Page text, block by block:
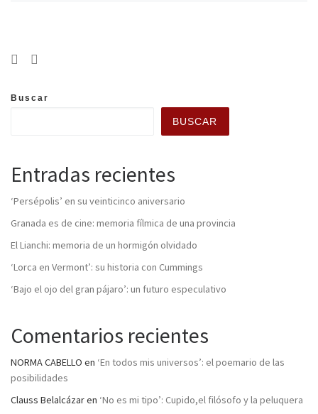
Buscar
BUSCAR
Entradas recientes
‘Persépolis’ en su veinticinco aniversario
Granada es de cine: memoria fílmica de una provincia
El Lianchi: memoria de un hormigón olvidado
‘Lorca en Vermont’: su historia con Cummings
‘Bajo el ojo del gran pájaro’: un futuro especulativo
Comentarios recientes
NORMA CABELLO en ‘En todos mis universos’: el poemario de las
posibilidades
Clauss Belalcázaren ‘No es mi tipo’: Cupido,el filósofo y la peluquera